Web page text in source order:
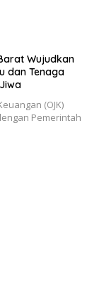
Wujudkan
dan Tenaga
(OJK)
Pemerintah